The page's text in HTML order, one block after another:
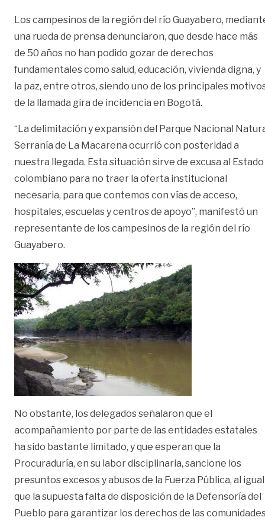
Los campesinos de la región del río Guayabero,
una rueda de prensa denunciaron, que desde hace más
de 50 años no han podido gozar de derechos
fundamentales como salud, educación, vivienda digna, y
la paz, entre otros, siendo uno de los principales
de la llamada gira de incidencia en Bogotá.
“La delimitación y expansión del Parque Nacional
Serranía de La Macarena ocurrió con posteridad a
nuestra llegada. Esta situación sirve de excusa al Estado
colombiano para no traer la oferta institucional
necesaria, para que contemos con vías de acceso,
hospitales, escuelas y centros de apoyo”, manifestó un
representante de los campesinos de la región del río
Guayabero.
No obstante, los delegados señalaron que el
acompañamiento por parte de las entidades estatales
ha sido bastante limitado, y que esperan que la
Procuraduría, en su labor disciplinaria, sancione los
presuntos excesos y abusos de la Fuerza Pública, al igual
que la supuesta falta de disposición de la Defensoría del
Pueblo para garantizar los derechos de las